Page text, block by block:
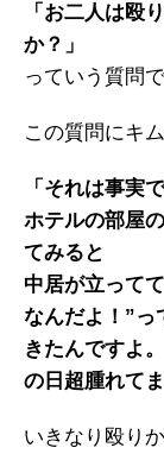
「お二人は殴
か？」
っていう質問で
この質問にキ
「それは事実
ホテルの部屋
てみると
中居が立って
なんだよ！”っ
きたんですよ
の日超腫れてま
いきなり殴り